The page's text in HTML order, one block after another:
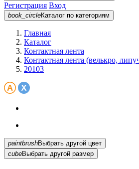
Регистрация Вход
book_circleКаталог по категориям
Главная
Каталог
Контактная лента
Контактная лента (велькро,
20103
paintbrush
Выбрать другой цвет
cubeВыбрать другой размер